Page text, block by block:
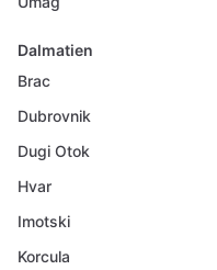
Dalmatien
Brac
Dubrovnik
Dugi Otok
Hvar
Imotski
Korcula